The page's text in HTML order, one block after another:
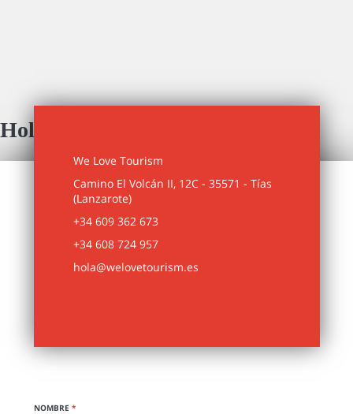
Holiday Home & Villas
LANZAROTE - Canary Islands
We Love Tourism
Camino El Volcán II, 12C - 35571 - Tías
(Lanzarote)
+34 609 362 673
+34 608 724 957
hola@welovetourism.es
NOMBRE *